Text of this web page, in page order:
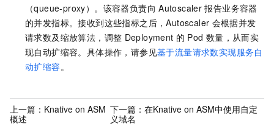
（queue-proxy）。该容器负责向 Autoscaler 报告业务容器
的并发指标。接收到这些指标之后，Autoscaler 会根据并发
请求数及缩放算法，调整 Deployment 的 Pod 数量，从而实
现自动扩缩容。具体操作，请参见基于流量请求数实现服务自
动扩缩容 。
上一篇： Knative on ASM
概述
下一篇：在Knative on ASM中使用自定
义域名